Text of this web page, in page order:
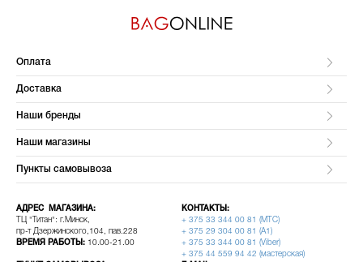
Оплата
Доставка
Наши бренды
Наши магазины
Пункты самовывоза
АДРЕС МАГАЗИНА:
ТЦ "Титан": г.Минск,
пр-т Дзержинского,104, пав.228
ВРЕМЯ РАБОТЫ: 10.00-21.00
КОНТАКТЫ:
+ 375 33 344 00 81 (МТС)
+ 375 29 304 00 81 (A1)
+ 375 33 344 00 81 (Viber)
+ 375 44 559 94 42 (мастерская)